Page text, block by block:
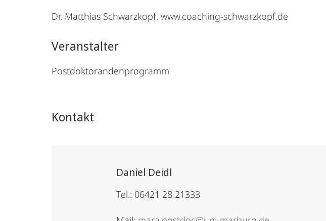
Dr. Matthias Schwarzkopf, www.coaching-schwarzkopf.de
Veranstalter
Postdoktorandenprogramm
Kontakt
Daniel Deidl
Tel.: 06421 28 21333